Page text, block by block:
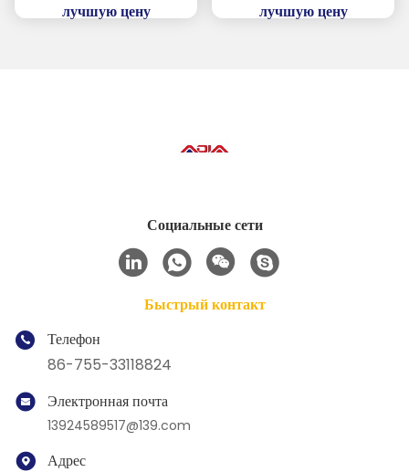
лучшую цену
лучшую цену
Социальные сети
Быстрый контакт
Телефон
86-755-33118824
Электронная почта
13924589517@139.com
Адрес